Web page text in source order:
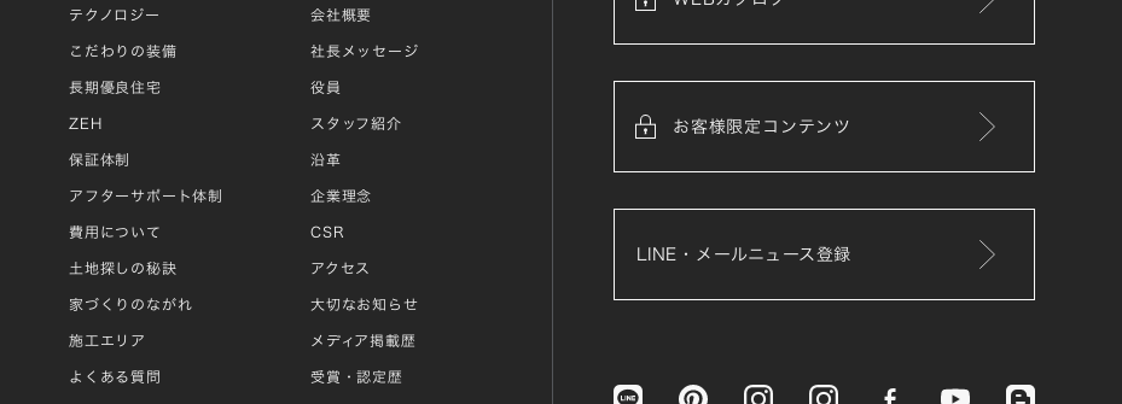
テクノロジー
こだわりの装備
長期優良住宅
ZEH
保証体制
アフターサポート体制
費用について
土地探しの秘訣
家づくりのながれ
施工エリア
よくある質問
会社概要
社長メッセージ
役員
スタッフ紹介
沿革
企業理念
CSR
アクセス
大切なお知らせ
メディア掲載歴
受賞・認定歴
お客様限定コンテンツ
LINE・メールニュース登録